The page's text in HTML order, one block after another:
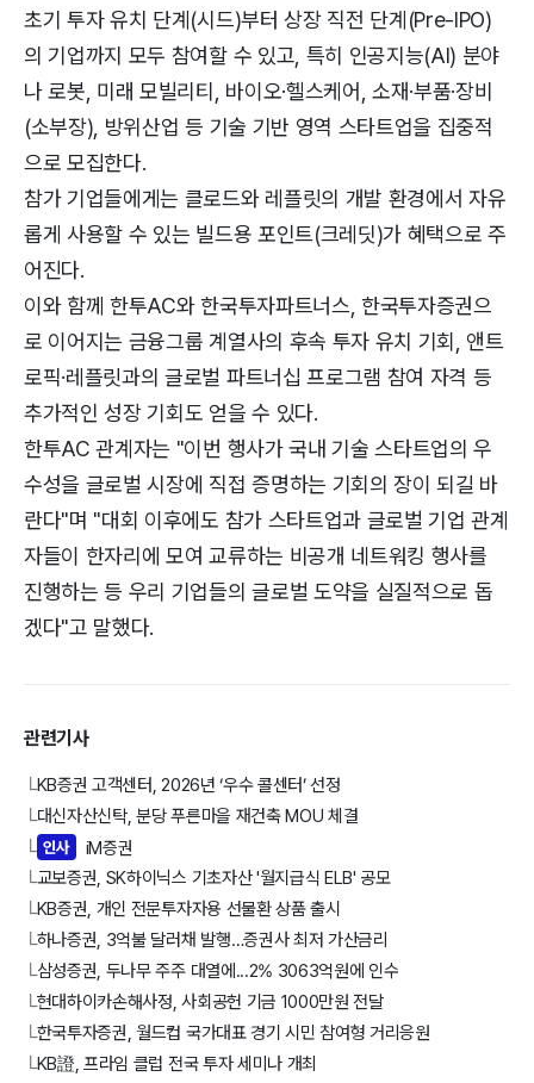
초기 투자 유치 단계(시드)부터 상장 직전 단계(Pre-IPO)
의 기업까지 모두 참여할 수 있고, 특히 인공지능(AI) 분야
나 로봇, 미래 모빌리티, 바이오·헬스케어, 소재·부품·장비
(소부장), 방위산업 등 기술 기반 영역 스타트업을 집중적
으로 모집한다.
참가 기업들에게는 클로드와 레플릿의 개발 환경에서 자유
롭게 사용할 수 있는 빌드용 포인트(크레딧)가 혜택으로 주
어진다.
이와 함께 한투AC와 한국투자파트너스, 한국투자증권으
로 이어지는 금융그룹 계열사의 후속 투자 유치 기회, 앤트
로픽·레플릿과의 글로벌 파트너십 프로그램 참여 자격 등
추가적인 성장 기회도 얻을 수 있다.
한투AC 관계자는 "이번 행사가 국내 기술 스타트업의 우
수성을 글로벌 시장에 직접 증명하는 기회의 장이 되길 바
란다"며 "대회 이후에도 참가 스타트업과 글로벌 기업 관계
자들이 한자리에 모여 교류하는 비공개 네트워킹 행사를
진행하는 등 우리 기업들의 글로벌 도약을 실질적으로 돕
겠다"고 말했다.
관련기사
└KB증권 고객센터, 2026년 ‘우수 콜센터’ 선정
└대신자산신탁, 분당 푸른마을 재건축 MOU 체결
└ 인사 iM증권
└교보증권, SK하이닉스 기초자산 '월지급식 ELB' 공모
└KB증권, 개인 전문투자자용 선물환 상품 출시
└하나증권, 3억불 달러채 발행…증권사 최저 가산금리
└삼성증권, 두나무 주주 대열에...2% 3063억원에 인수
└현대하이카손해사정, 사회공헌 기금 1000만원 전달
└한국투자증권, 월드컵 국가대표 경기 시민 참여형 거리응원
└KB證, 프라임 클럽 전국 투자 세미나 개최